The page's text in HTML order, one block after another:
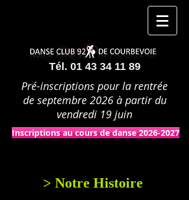
Tél. 01 43 34 11 89
Pré-inscriptions pour la rentrée
de septembre 2026 à partir du
vendredi 19 juin
Inscriptions au cours de danse 2026-2027
> Notre Histoire